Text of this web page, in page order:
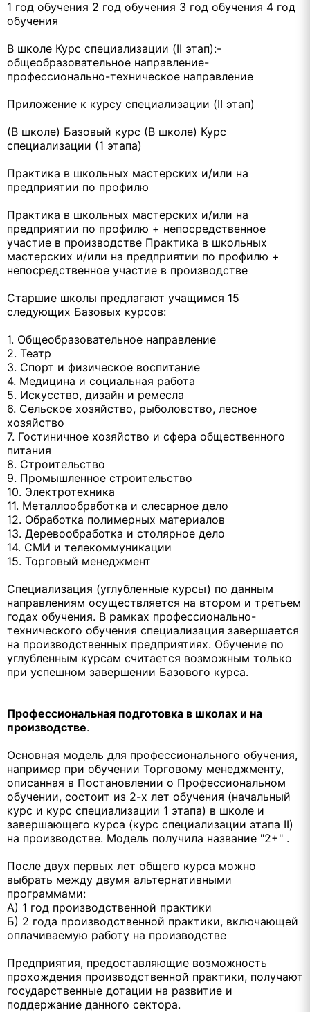
1 год обучения 2 год обучения 3 год обучения 4 год
обучения
В школе Курс специализации (II этап):-
общеобразовательное направление-
профессионально-техническое направление
Приложение к курсу специализации (II этап)
(В школе) Базовый курс (В школе) Курс
специализации (1 этапа)
Практика в школьных мастерских и/или на
предприятии по профилю
Практика в школьных мастерских и/или на
предприятии по профилю + непосредственное
участие в производстве Практика в школьных
мастерских и/или на предприятии по профилю +
непосредственное участие в производстве
Старшие школы предлагают учащимся 15
следующих Базовых курсов:
1. Общеобразовательное направление
2. Театр
3. Спорт и физическое воспитание
4. Медицина и социальная работа
5. Искусство, дизайн и ремесла
6. Сельское хозяйство, рыболовство, лесное
хозяйство
7. Гостиничное хозяйство и сфера общественного
питания
8. Строительство
9. Промышленное строительство
10. Электротехника
11. Металлообработка и слесарное дело
12. Обработка полимерных материалов
13. Деревообработка и столярное дело
14. СМИ и телекоммуникации
15. Торговый менеджмент
Специализация (углубленные курсы) по данным
направлениям осуществляется на втором и третьем
годах обучения. В рамках профессионально-
технического обучения специализация завершается
на производственных предприятиях. Обучение по
углубленным курсам считается возможным только
при успешном завершении Базового курса.
Профессиональная подготовка в школах и на
производстве.
Основная модель для профессионального обучения,
например при обучении Торговому менеджменту,
описанная в Постановлении о Профессиональном
обучении, состоит из 2-х лет обучения (начальный
курс и курс специализации 1 этапа) в школе и
завершающего курса (курс специализации этапа II)
на производстве. Модель получила название "2+" .
После двух первых лет общего курса можно
выбрать между двумя альтернативными
программами:
А) 1 год производственной практики
Б) 2 года производственной практики, включающей
оплачиваемую работу на производстве
Предприятия, предоставляющие возможность
прохождения производственной практики, получают
государственные дотации на развитие и
поддержание данного сектора.